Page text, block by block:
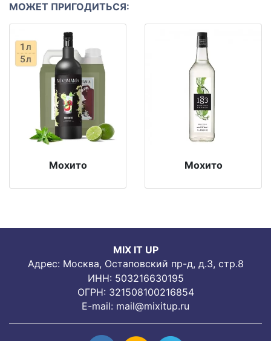
МОЖЕТ ПРИГОДИТЬСЯ:
Мохито Мохито
MIX IT UP
Адрес: Москва, Остаповский пр-д, д.3, стр.8
ИНН: 503216630195
ОГРН: 321508100216854
E-mail: mail@mixitup.ru